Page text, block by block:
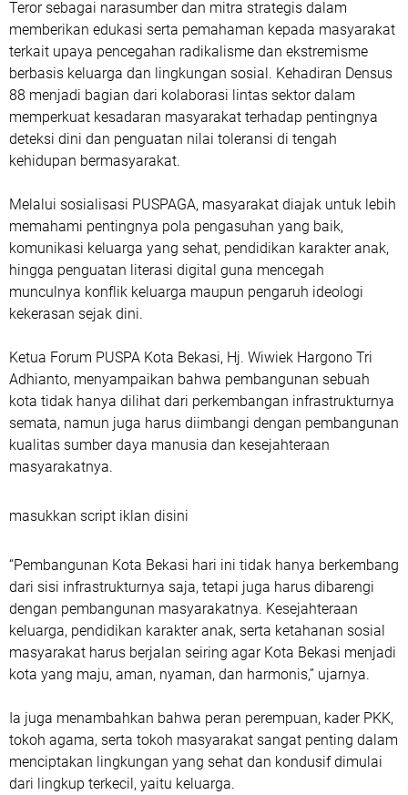
Teror sebagai narasumber dan mitra strategis dalam
memberikan edukasi serta pemahaman kepada masyarakat
terkait upaya pencegahan radikalisme dan ekstremisme
berbasis keluarga dan lingkungan sosial. Kehadiran Densus
88 menjadi bagian dari kolaborasi lintas sektor dalam
memperkuat kesadaran masyarakat terhadap pentingnya
deteksi dini dan penguatan nilai toleransi di tengah
kehidupan bermasyarakat.
Melalui sosialisasi PUSPAGA, masyarakat diajak untuk lebih
memahami pentingnya pola pengasuhan yang baik,
komunikasi keluarga yang sehat, pendidikan karakter anak,
hingga penguatan literasi digital guna mencegah
munculnya konflik keluarga maupun pengaruh ideologi
kekerasan sejak dini.
Ketua Forum PUSPA Kota Bekasi, Hj. Wiwiek Hargono Tri
Adhianto, menyampaikan bahwa pembangunan sebuah
kota tidak hanya dilihat dari perkembangan infrastrukturnya
semata, namun juga harus diimbangi dengan pembangunan
kualitas sumber daya manusia dan kesejahteraan
masyarakatnya.
masukkan script iklan disini
“Pembangunan Kota Bekasi hari ini tidak hanya berkembang
dari sisi infrastrukturnya saja, tetapi juga harus dibarengi
dengan pembangunan masyarakatnya. Kesejahteraan
keluarga, pendidikan karakter anak, serta ketahanan sosial
masyarakat harus berjalan seiring agar Kota Bekasi menjadi
kota yang maju, aman, nyaman, dan harmonis,” ujarnya.
Ia juga menambahkan bahwa peran perempuan, kader PKK,
tokoh agama, serta tokoh masyarakat sangat penting dalam
menciptakan lingkungan yang sehat dan kondusif dimulai
dari lingkup terkecil, yaitu keluarga.